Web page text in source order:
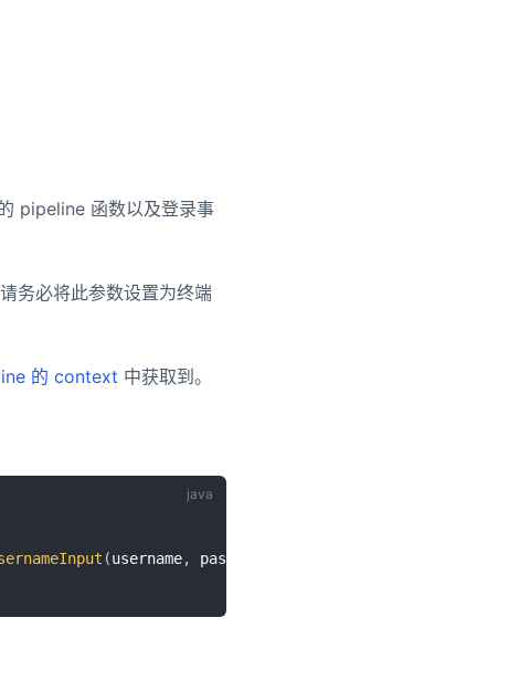
pipeline 函数以及登录事
务必将此参数设置为终端
的 context 中获取到。
(username, password